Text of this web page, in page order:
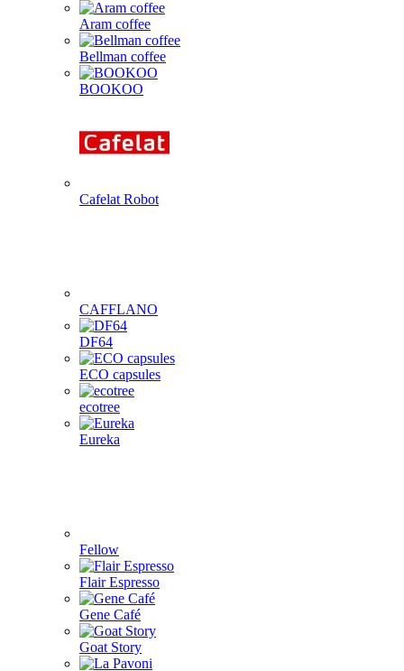
Aram coffee
Bellman coffee
BOOKOO
Cafelat Robot
CAFFLANO
DF64
ECO capsules
ecotree
Eureka
Fellow
Flair Espresso
Gene Café
Goat Story